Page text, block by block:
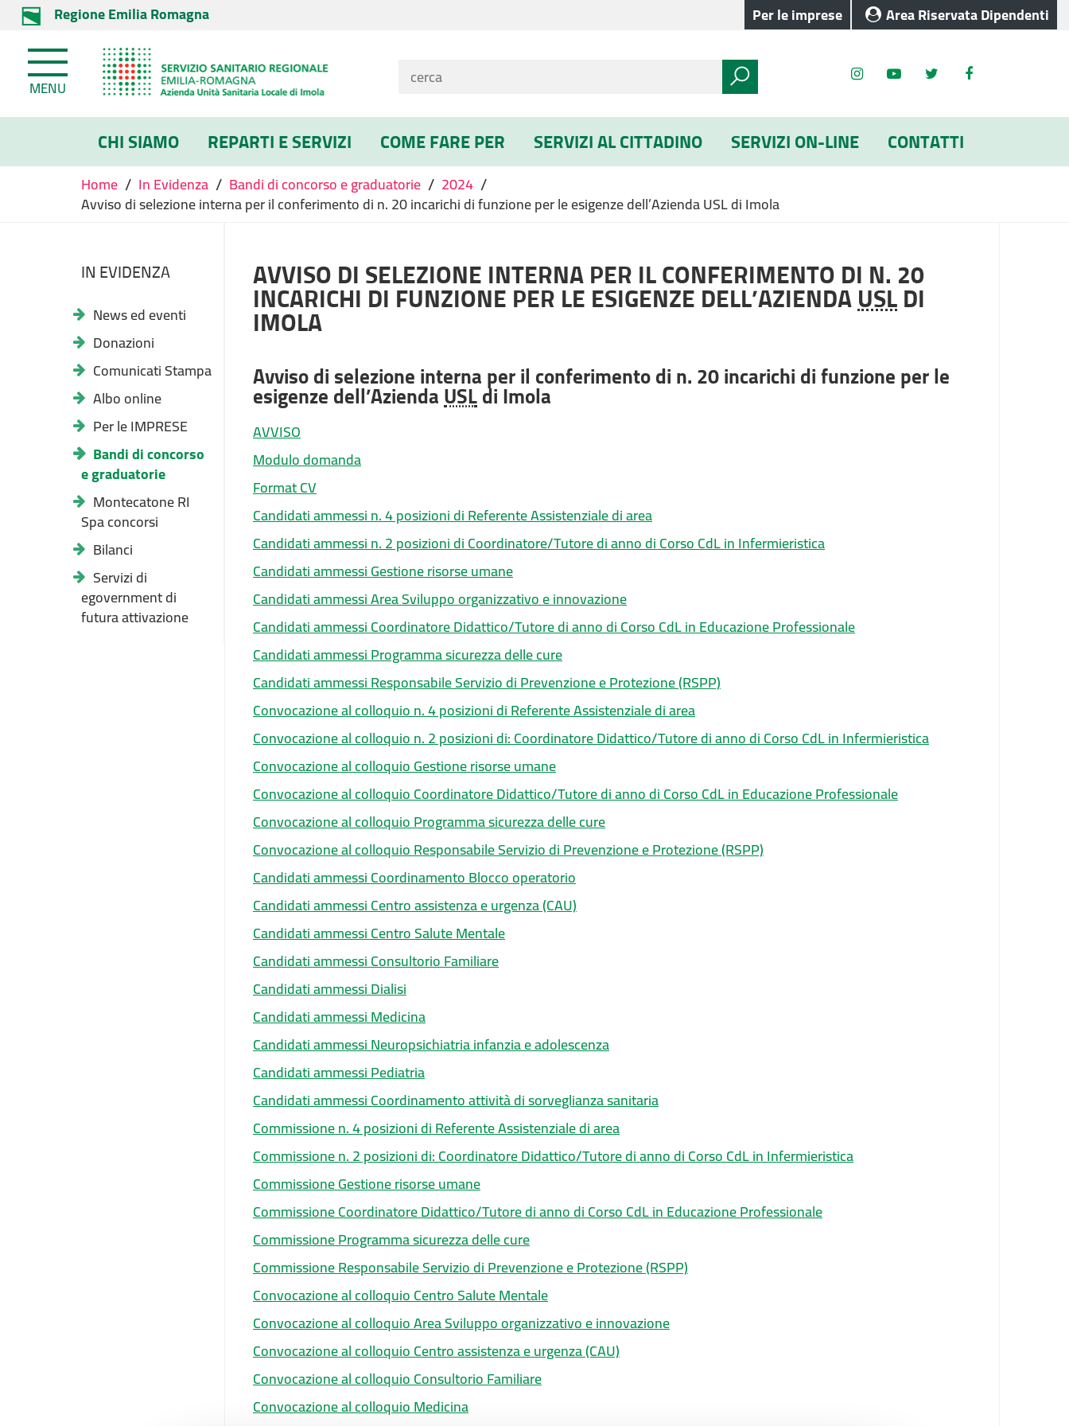
Regione Emilia Romagna Per le imprese Area Riservata Dipendenti
MENU
CHI SIAMO REPARTI E SERVIZI COME FARE PER SERVIZI AL CITTADINO SERVIZI ON-LINE CONTATTI
Home / In Evidenza / Bandi di concorso e graduatorie / 2024 /
Avviso di selezione interna per il conferimento di n. 20 incarichi di funzione per le esigenze dell’Azienda USL di Imola
IN EVIDENZA
News ed eventi
Donazioni
Comunicati Stampa
Albo online
Per le IMPRESE
Bandi di concorso
e graduatorie
Montecatone RI
Spa concorsi
Bilanci
Servizi di
egovernment di
futura attivazione
AVVISO DI SELEZIONE INTERNA PER IL CONFERIMENTO DI N. 20
INCARICHI DI FUNZIONE PER LE ESIGENZE DELL’AZIENDAUSLDI
IMOLA
Avviso di selezione interna per il conferimento di n. 20 incarichi di funzione per le
esigenze dell’AziendaUSLdi Imola
AVVISO
Modulo domanda
Format CV
Candidati ammessi n. 4 posizioni di Referente Assistenziale di area
Candidati ammessi n. 2 posizioni di Coordinatore/Tutore di anno di Corso CdL in Infermieristica
Candidati ammessi Gestione risorse umane
Candidati ammessi Area Sviluppo organizzativo e innovazione
Candidati ammessi Coordinatore Didattico/Tutore di anno di Corso CdL in Educazione Professionale
Candidati ammessi Programma sicurezza delle cure
Candidati ammessi Responsabile Servizio di Prevenzione e Protezione (RSPP)
Convocazione al colloquio n. 4 posizioni di Referente Assistenziale di area
Convocazione al colloquio n. 2 posizioni di: Coordinatore Didattico/Tutore di anno di Corso CdL in Infermieristica
Convocazione al colloquio Gestione risorse umane
Convocazione al colloquio Coordinatore Didattico/Tutore di anno di Corso CdL in Educazione Professionale
Convocazione al colloquio Programma sicurezza delle cure
Convocazione al colloquio Responsabile Servizio di Prevenzione e Protezione (RSPP)
Candidati ammessi Coordinamento Blocco operatorio
Candidati ammessi Centro assistenza e urgenza (CAU)
Candidati ammessi Centro Salute Mentale
Candidati ammessi Consultorio Familiare
Candidati ammessi Dialisi
Candidati ammessi Medicina
Candidati ammessi Neuropsichiatria infanzia e adolescenza
Candidati ammessi Pediatria
Candidati ammessi Coordinamento attività di sorveglianza sanitaria
Commissione n. 4 posizioni di Referente Assistenziale di area
Commissione n. 2 posizioni di: Coordinatore Didattico/Tutore di anno di Corso CdL in Infermieristica
Commissione Gestione risorse umane
Commissione Coordinatore Didattico/Tutore di anno di Corso CdL in Educazione Professionale
Commissione Programma sicurezza delle cure
Commissione Responsabile Servizio di Prevenzione e Protezione (RSPP)
Convocazione al colloquio Centro Salute Mentale
Convocazione al colloquio Area Sviluppo organizzativo e innovazione
Convocazione al colloquio Centro assistenza e urgenza (CAU)
Convocazione al colloquio Consultorio Familiare
Convocazione al colloquio Medicina